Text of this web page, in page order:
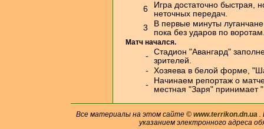
6
Игра достаточно быстрая,
неточных передач.
3
В первые минуты
пока без ударов по
Матч начался.
-
Стадион "Авангард"
зрителей.
-
Хозяева в белой форме,
-
Начинаем репортаж о матче
местная "Заря" принимает
Все материалы на этом сайте © www.terrikon.dn.ua.
указанием электронного адреса